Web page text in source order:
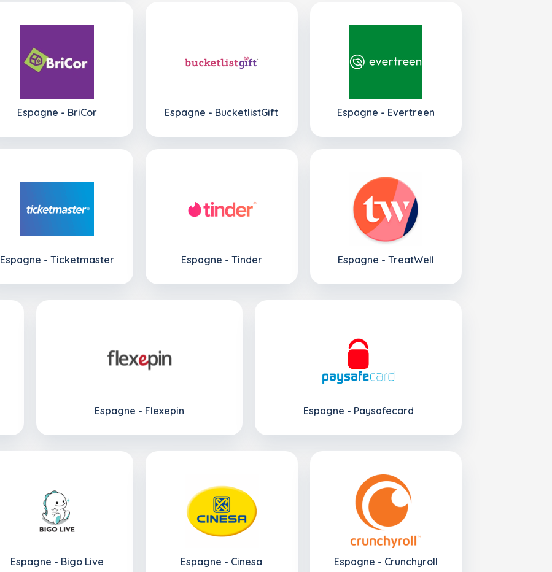
Espagne - BriCor Espagne - BucketlistGift Espagne - Evertreen
Espagne - Ticketmaster Espagne - Tinder Espagne - TreatWell
Espagne - Flexepin Espagne - Paysafecard
Espagne - Bigo Live Espagne - Cinesa Espagne - Crunchyroll